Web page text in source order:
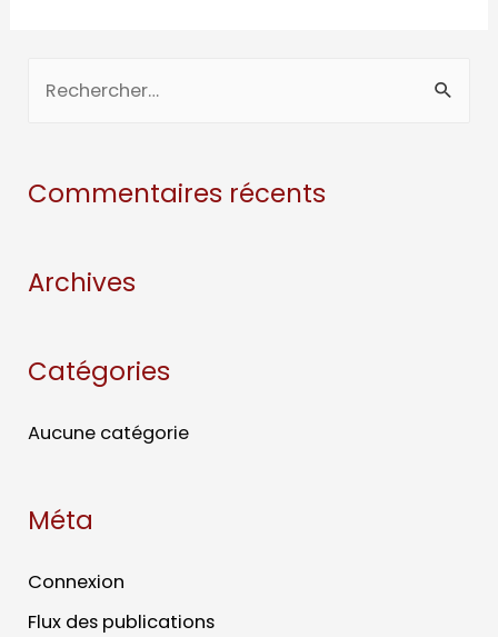
Commentaires récents
Archives
Catégories
Aucune catégorie
Méta
Connexion
Flux des publications